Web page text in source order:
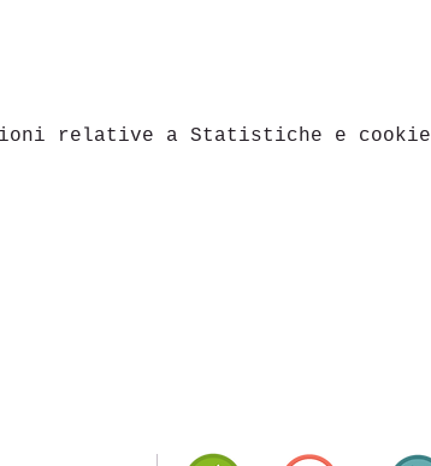
relative a Statistiche e cookie